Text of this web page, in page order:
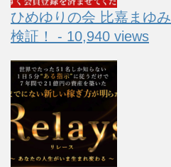
ひめゆりの会 比嘉まゆ
検証！ - 10,940 views